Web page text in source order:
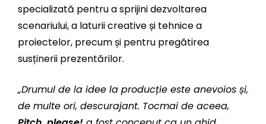
specializată pentru a sprijini dezvoltarea
scenariului, a laturii creative și tehnice a
proiectelor, precum și pentru pregătirea
susținerii prezentărilor.
„Drumul de la idee la producție este anevoios și,
de multe ori, descurajant. Tocmai de aceea,